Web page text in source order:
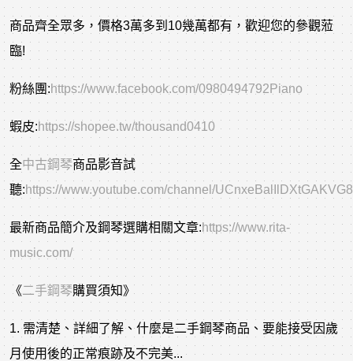
商品齊全眾多，價格3萬多到10幾萬都有，歡迎您的參觀蒞
臨!
粉絲團:https://www.facebook.com/0980494792Piano
蝦皮:https://shopee.tw/thousand0410
全中古鋼琴商品影音試
聽:https://www.youtube.com/channel/
最新商品簡介及鋼琴選購相關文章:https://www.rita-
music.com/
《二手鋼琴購買須知》
1. 需清楚、詳細了解、什麼是二手鋼琴商品、要能接受因歲
月使用後的正常痕跡及不完美...